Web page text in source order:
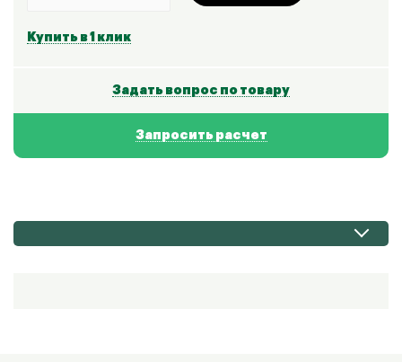
Купить в 1 клик
Задать вопрос по товару
Запросить расчет